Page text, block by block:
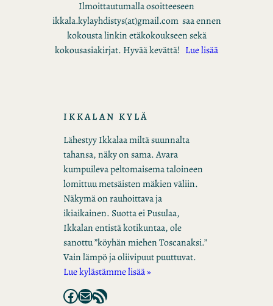
Ilmoittautumalla osoitteeseen
ikkala.kylayhdistys(at)gmail.com saa ennen
kokousta linkin etäkokoukseen sekä
kokousasiakirjat. Hyvää kevättä! Lue lisää
IKKALAN KYLÄ
Lähestyy Ikkalaa miltä suunnalta
tahansa, näky on sama. Avara
kumpuileva peltomaisema taloineen
lomittuu metsäisten mäkien väliin.
Näkymä on rauhoittava ja
ikiaikainen. Suotta ei Pusulaa,
Ikkalan entistä kotikuntaa, ole
sanottu ”köyhän miehen Toscanaksi.”
Vain lämpö ja oliivipuut puuttuvat.
Lue kylästämme lisää »
Facebook Mail RSS Feed